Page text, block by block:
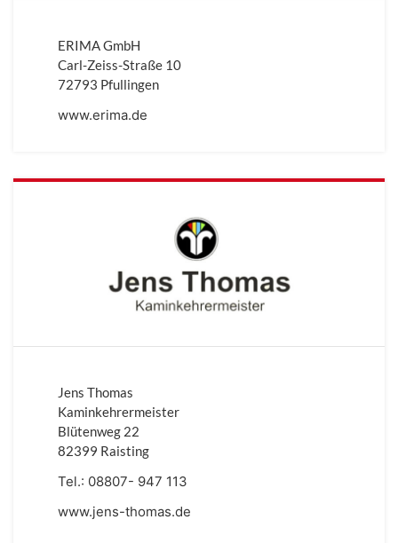
ERIMA GmbH
Carl-Zeiss-Straße 10
72793 Pfullingen
www.erima.de
Jens Thomas
Kaminkehrermeister
Blütenweg 22
82399 Raisting
Tel.: 08807- 947 113
www.jens-thomas.de